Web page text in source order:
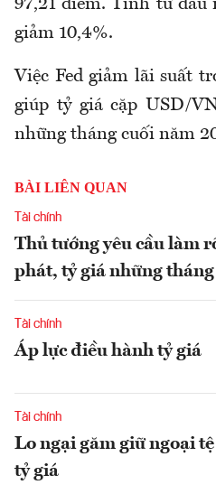
97,21 điểm. Tính từ đầu
giảm 10,4%.
Việc Fed giảm lãi suất
giúp tỷ giá cặp USD/
những tháng cuối năm
BÀI LIÊN QUAN
Tài chính
Thủ tướng yêu cầu làm
phát, tỷ giá những
Tài chính
Áp lực điều hành tỷ giá
Tài chính
Lo ngại găm giữ ngoại
tỷ giá